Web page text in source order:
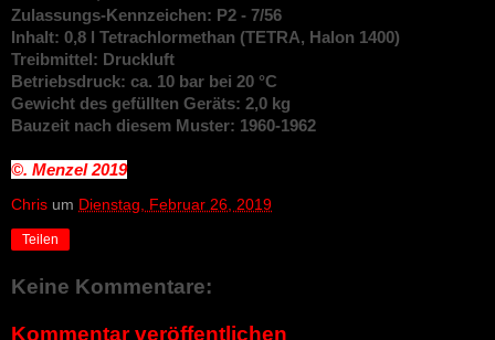
Zulassungs-Kennzeichen: P2 - 7/56
Inhalt: 0,8 l Tetrachlormethan (TETRA, Halon 1400)
Treibmittel: Druckluft
Betriebsdruck: ca. 10 bar bei 20 °C
Gewicht des gefüllten Geräts: 2,0 kg
Bauzeit nach diesem Muster: 1960-1962
©. Menzel2019
Chris um Dienstag, Februar 26, 2019
Teilen
Keine Kommentare:
Kommentar veröffentlichen